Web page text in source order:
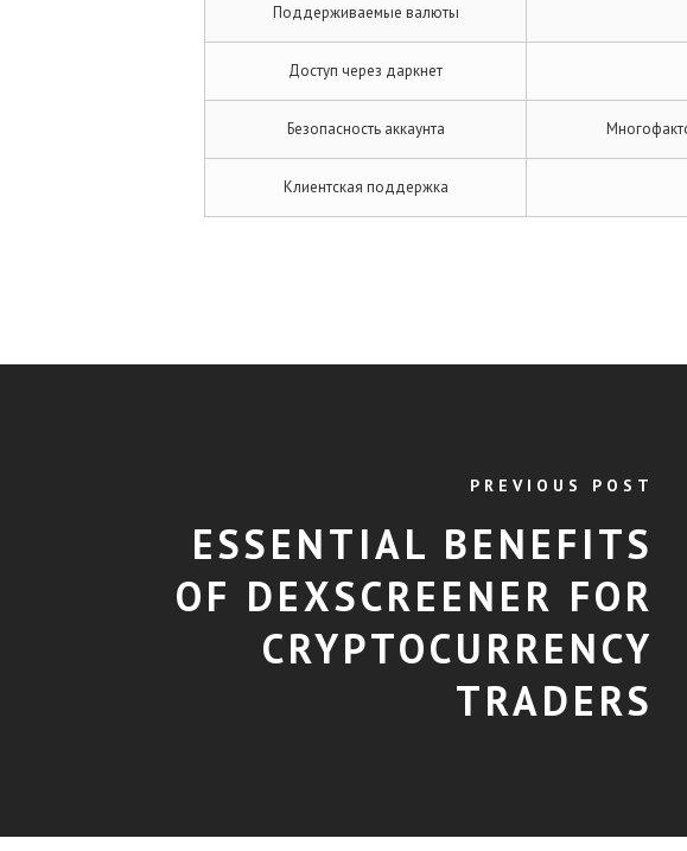
Поддерживаемые валюты
Доступ через даркнет
Безопасность аккаунта
Клиентская поддержка
PREVIOUS POST
ESSENTIAL BENEFITS
OF DEXSCREENER FOR
CRYPTOCURRENCY
TRADERS